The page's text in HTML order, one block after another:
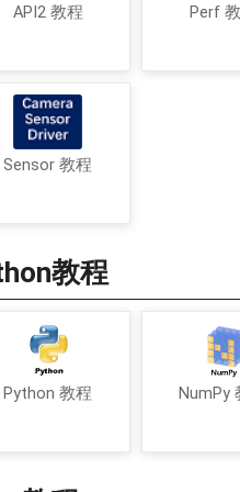
API2 教程 Perf
Sensor 教程
教程
Python 教程 NumPy